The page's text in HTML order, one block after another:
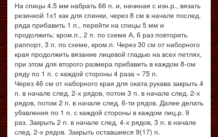
На спицы 4.5 мм набрать 66 п. и, начиная с изн.р., вязать
резинкой 1х1 как для спинки, через 8 см в начале послед.
ряда прибавить 1 п., перейти на спицы 5 мм и
продолжить: кром.п., 2 п. по схеме А, 6 раз повторить
раппорт, 3 п. по схеме, кром.п. Через 30 см от наборного
края продолжить вязание лицевой гладью на всех петлях,
при этом для второго размера прибавить в каждом 8-ом
ряду по 1 п. с каждой стороны 4 раза = 75 п.
Через 46 см от наборного края для оката рукава закрыть 4
п. в начале след. 2-х рядов, потом 3 п. в начале след. 2-х
рядов, потом 2 п. в начале след. 6-ти рядов. Далее делать
убавления по 1 п. с каждой стороны в каждом лиц.р. 9
раз. Закрыть 2 п. в начале след. 4-х рядов, 3 п. в начале
след. 2-х рядов. Закрыть оставшиеся 9(17) п.